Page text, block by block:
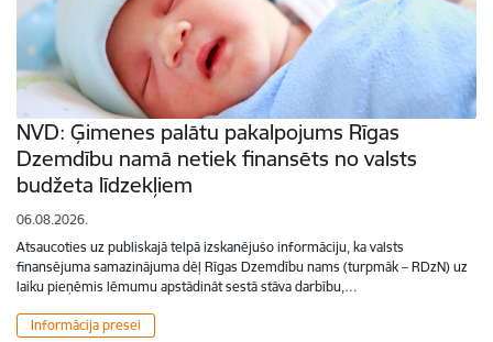
NVD: Ģimenes palātu pakalpojums Rīgas
Dzemdību namā netiek finansēts no valsts
budžeta līdzekļiem
06.08.2026.
Atsaucoties uz publiskajā telpā izskanējušo informāciju, ka valsts
finansējuma samazinājuma dēļ Rīgas Dzemdību nams (turpmāk – RDzN) uz
laiku pieņēmis lēmumu apstādināt sestā stāva darbību,…
Informācija presei